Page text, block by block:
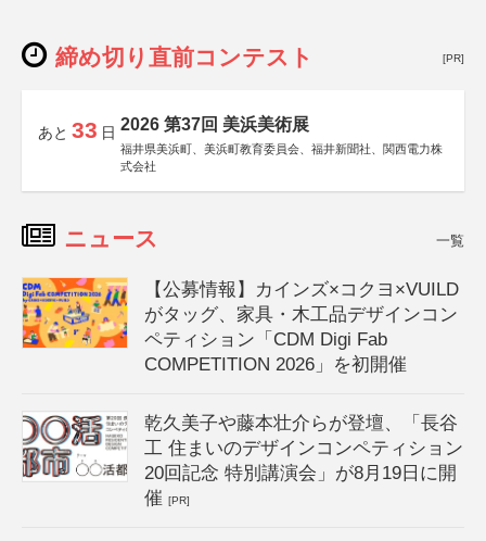
締め切り直前コンテスト [PR]
あと 33 日 2026 第37回 美浜美術展
福井県美浜町、美浜町教育委員会、福井新聞社、関西電力株
式会社
ニュース 一覧
【公募情報】カインズ×コクヨ×VUILD
がタッグ、家具・木工品デザインコン
ペティション「CDM Digi Fab
COMPETITION 2026」を初開催
乾久美子や藤本壮介らが登壇、「長谷
工 住まいのデザインコンペティション
20回記念 特別講演会」が8月19日に開
催[PR]